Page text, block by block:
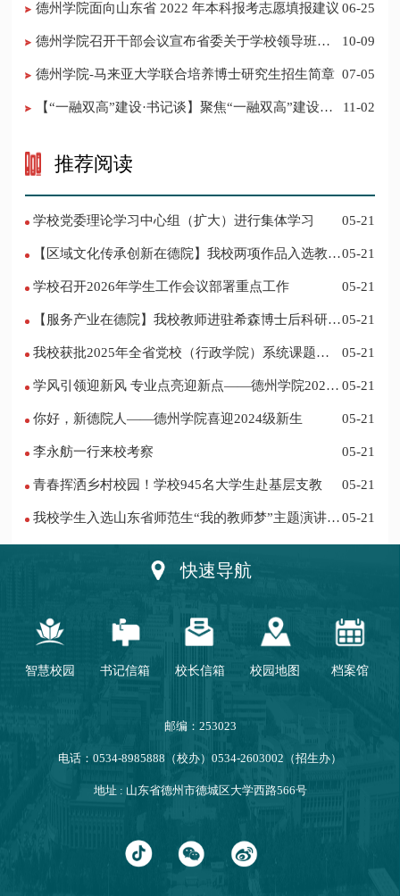
德州学院面向山东省 2022 年本科报考志愿填报建议 06-25
​德州学院召开干部会议宣布省委关于学校领导班子
10-09
德州学院-马来亚大学联合培养博士研究生招生简章 07-05
11-02
推荐阅读
学校党委理论学习中心组（扩大）进行集体学习 05-21
05-21
学校召开2026年学生工作会议部署重点工作 05-21
05-21
我校获批2025年全省党校（行政学院）系统课题立
05-21
学风引领迎新风 专业点亮迎新点——德州学院2024
05-21
你好，新德院人——德州学院喜迎2024级新生 05-21
李永舫一行来校考察 05-21
青春挥洒乡村校园！学校945名大学生赴基层支教 05-21
我校学生入选山东省师范生“我的教师梦”主题演讲活
05-21
快速导航
智慧校园 书记信箱 校长信箱 校园地图 档案馆
邮编：253023
电话：0534-8985888（校办）0534-2603002（招生办）
地址 : 山东省德州市德城区大学西路566号